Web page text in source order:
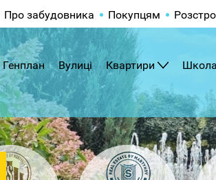
Про забудовника Покупцям
Генплан Вулиці Квартири